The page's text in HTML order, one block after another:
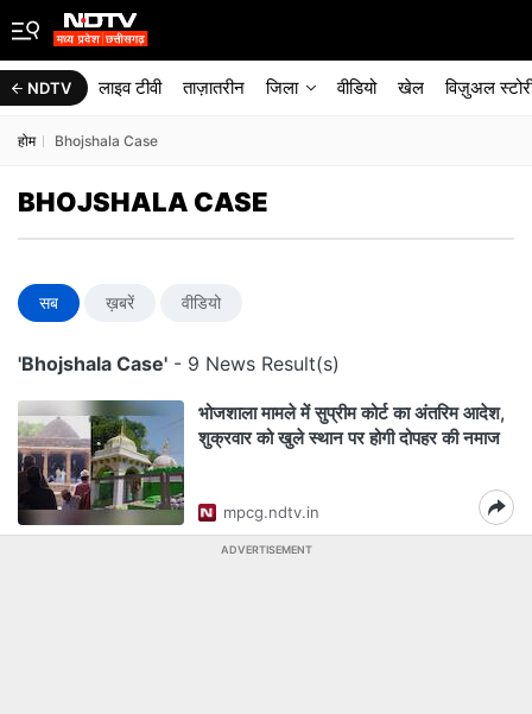
NDTV लाइव टीवी ताज़ातरीन जिला वीडियो खेल विज़ुअल
होम Bhojshala Case
BHOJSHALA CASE
सब ख़बरें वीडियो
'Bhojshala Case' - 9 News Result(s)
भोजशाला मामले में सुप्रीम कोर्ट का अंतरिम आदेश,
शुक्रवार को खुले स्थान पर होगी दोपहर की नमाज
mpcg.ndtv.in
ADVERTISEMENT